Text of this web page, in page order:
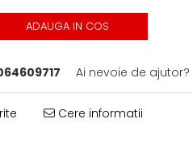
ADAUGA IN COS
Ai nevoie de ajutor?
Cere informatii